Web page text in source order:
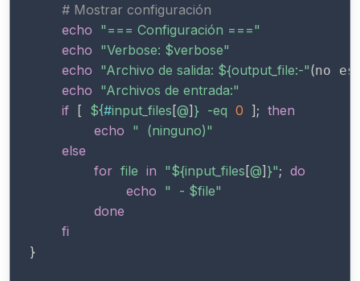
# Mostrar configuración
echo "=== Configuración ==="
echo "Verbose: $verbose"
echo "Archivo de salida: ${output_file:-"(no
echo "Archivos de entrada:"
if [ ${#input_files[@]} -eq 0 ]; then
echo "  (ninguno)"
else
for file in "${input_files[@]}"; do
echo "  - $file"
done
fi
}